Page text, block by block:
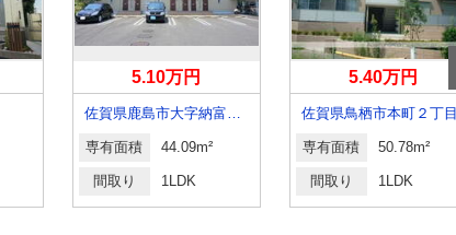
5.10万円
佐賀県鹿島市大字納富分執行分
専有面積 44.09m²
間取り 1LDK
5.40万円
佐賀県鳥栖市本町２丁目
専有面積 50.78m²
間取り 1LDK